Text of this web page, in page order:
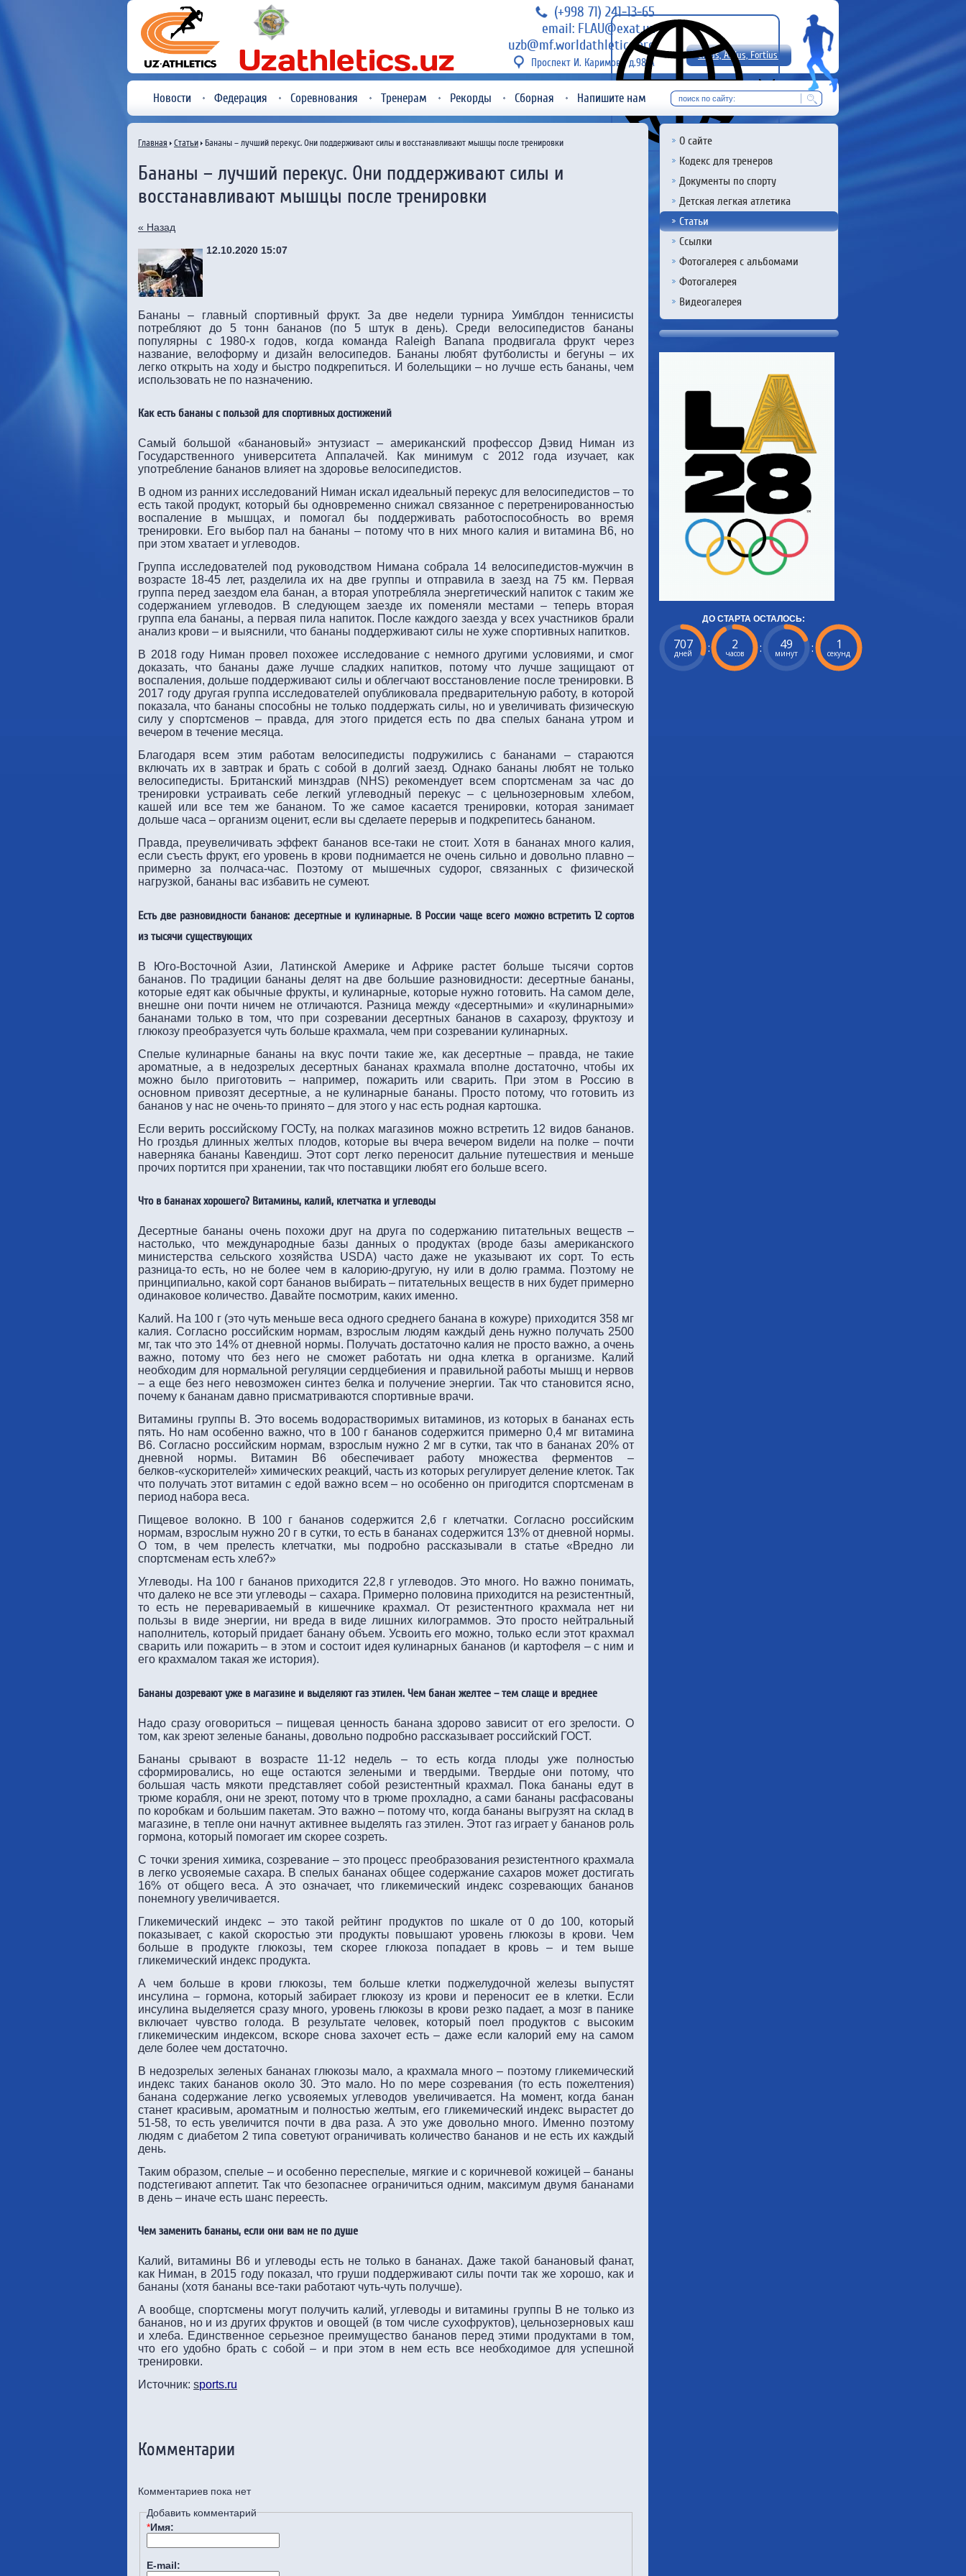
(+998 71) 241-13-65
email: FLAU@exat.uz
uzb@mf.worldathletics.org
Проспект И. Каримова д.98 А
Citius, Altius, Fortius!
RU
Новости Федерация Соревнования Тренерам Рекорды Сборная Напишите нам
О сайте
Кодекс для тренеров
Документы по спорту
Детская легкая атлетика
Статьи
Ссылки
Фотогалерея с альбомами
Фотогалерея
Видеогалерея
ДО СТАРТА ОСТАЛОСЬ:
707
дней : 2
часов : 49
минут : 0
секунд
Главная Статьи Бананы – лучший перекус. Они поддерживают силы и восстанавливают мышцы после тренировки
Бананы – лучший перекус. Они поддерживают силы и
восстанавливают мышцы после тренировки
« Назад
12.10.2020 15:07
Бананы – главный спортивный фрукт. За две недели турнира Уимблдон теннисисты
потребляют до 5 тонн бананов (по 5 штук в день). Среди велосипедистов бананы
популярны с 1980-х годов, когда команда Raleigh Banana продвигала фрукт через
название, велоформу и дизайн велосипедов. Бананы любят футболисты и бегуны – их
легко открыть на ходу и быстро подкрепиться. И болельщики – но лучше есть бананы, чем
использовать не по назначению.
Как есть бананы с пользой для спортивных достижений
Самый большой «банановый» энтузиаст – американский профессор Дэвид Ниман из
Государственного университета Аппалачей. Как минимум с 2012 года изучает, как
употребление бананов влияет на здоровье велосипедистов.
В одном из ранних исследований Ниман искал идеальный перекус для велосипедистов – то
есть такой продукт, который бы одновременно снижал связанное с перетренированностью
воспаление в мышцах, и помогал бы поддерживать работоспособность во время
тренировки. Его выбор пал на бананы – потому что в них много калия и витамина В6, но
при этом хватает и углеводов.
Группа исследователей под руководством Нимана собрала 14 велосипедистов-мужчин в
возрасте 18-45 лет, разделила их на две группы и отправила в заезд на 75 км. Первая
группа перед заездом ела банан, а вторая употребляла энергетический напиток с таким же
содержанием углеводов. В следующем заезде их поменяли местами – теперь вторая
группа ела бананы, а первая пила напиток. После каждого заезда у всех участников брали
анализ крови – и выяснили, что бананы поддерживают силы не хуже спортивных напитков.
В 2018 году Ниман провел похожее исследование с немного другими условиями, и смог
доказать, что бананы даже лучше сладких напитков, потому что лучше защищают от
воспаления, дольше поддерживают силы и облегчают восстановление после тренировки. В
2017 году другая группа исследователей опубликовала предварительную работу, в которой
показала, что бананы способны не только поддержать силы, но и увеличивать физическую
силу у спортсменов – правда, для этого придется есть по два спелых банана утром и
вечером в течение месяца.
Благодаря всем этим работам велосипедисты подружились с бананами – стараются
включать их в завтрак и брать с собой в долгий заезд. Однако бананы любят не только
велосипедисты. Британский минздрав (NHS) рекомендует всем спортсменам за час до
тренировки устраивать себе легкий углеводный перекус – с цельнозерновым хлебом,
кашей или все тем же бананом. То же самое касается тренировки, которая занимает
дольше часа – организм оценит, если вы сделаете перерыв и подкрепитесь бананом.
Правда, преувеличивать эффект бананов все-таки не стоит. Хотя в бананах много калия,
если съесть фрукт, его уровень в крови поднимается не очень сильно и довольно плавно –
примерно за полчаса-час. Поэтому от мышечных судорог, связанных с физической
нагрузкой, бананы вас избавить не сумеют.
Есть две разновидности бананов: десертные и кулинарные. В России чаще всего можно встретить 12 сортов
из тысячи существующих
В Юго-Восточной Азии, Латинской Америке и Африке растет больше тысячи сортов
бананов. По традиции бананы делят на две большие разновидности: десертные бананы,
которые едят как обычные фрукты, и кулинарные, которые нужно готовить. На самом деле,
внешне они почти ничем не отличаются. Разница между «десертными» и «кулинарными»
бананами только в том, что при созревании десертных бананов в сахарозу, фруктозу и
глюкозу преобразуется чуть больше крахмала, чем при созревании кулинарных.
Спелые кулинарные бананы на вкус почти такие же, как десертные – правда, не такие
ароматные, а в недозрелых десертных бананах крахмала вполне достаточно, чтобы их
можно было приготовить – например, пожарить или сварить. При этом в Россию в
основном привозят десертные, а не кулинарные бананы. Просто потому, что готовить из
бананов у нас не очень-то принято – для этого у нас есть родная картошка.
Если верить российскому ГОСТу, на полках магазинов можно встретить 12 видов бананов.
Но гроздья длинных желтых плодов, которые вы вчера вечером видели на полке – почти
наверняка бананы Кавендиш. Этот сорт легко переносит дальние путешествия и меньше
прочих портится при хранении, так что поставщики любят его больше всего.
Что в бананах хорошего? Витамины, калий, клетчатка и углеводы
Десертные бананы очень похожи друг на друга по содержанию питательных веществ –
настолько, что международные базы данных о продуктах (вроде базы американского
министерства сельского хозяйства USDA) часто даже не указывают их сорт. То есть
разница-то есть, но не более чем в калорию-другую, ну или в долю грамма. Поэтому не
принципиально, какой сорт бананов выбирать – питательных веществ в них будет примерно
одинаковое количество. Давайте посмотрим, каких именно.
Калий. На 100 г (это чуть меньше веса одного среднего банана в кожуре) приходится 358 мг
калия. Согласно российским нормам, взрослым людям каждый день нужно получать 2500
мг, так что это 14% от дневной нормы. Получать достаточно калия не просто важно, а очень
важно, потому что без него не сможет работать ни одна клетка в организме. Калий
необходим для нормальной регуляции сердцебиения и правильной работы мышц и нервов
– а еще без него невозможен синтез белка и получение энергии. Так что становится ясно,
почему к бананам давно присматриваются спортивные врачи.
Витамины группы В. Это восемь водорастворимых витаминов, из которых в бананах есть
пять. Но нам особенно важно, что в 100 г бананов содержится примерно 0,4 мг витамина
В6. Согласно российским нормам, взрослым нужно 2 мг в сутки, так что в бананах 20% от
дневной нормы. Витамин В6 обеспечивает работу множества ферментов –
белков-«ускорителей» химических реакций, часть из которых регулирует деление клеток. Так
что получать этот витамин с едой важно всем – но особенно он пригодится спортсменам в
период набора веса.
Пищевое волокно. В 100 г бананов содержится 2,6 г клетчатки. Согласно российским
нормам, взрослым нужно 20 г в сутки, то есть в бананах содержится 13% от дневной нормы.
О том, в чем прелесть клетчатки, мы подробно рассказывали в статье «Вредно ли
спортсменам есть хлеб?»
Углеводы. На 100 г бананов приходится 22,8 г углеводов. Это много. Но важно понимать,
что далеко не все эти углеводы – сахара. Примерно половина приходится на резистентный,
то есть не перевариваемый в кишечнике крахмал. От резистентного крахмала нет ни
пользы в виде энергии, ни вреда в виде лишних килограммов. Это просто нейтральный
наполнитель, который придает банану объем. Усвоить его можно, только если этот крахмал
сварить или пожарить – в этом и состоит идея кулинарных бананов (и картофеля – с ним и
его крахмалом такая же история).
Бананы дозревают уже в магазине и выделяют газ этилен. Чем банан желтее – тем слаще и вреднее
Надо сразу оговориться – пищевая ценность банана здорово зависит от его зрелости. О
том, как зреют зеленые бананы, довольно подробно рассказывает российский ГОСТ.
Бананы срывают в возрасте 11-12 недель – то есть когда плоды уже полностью
сформировались, но еще остаются зелеными и твердыми. Твердые они потому, что
большая часть мякоти представляет собой резистентный крахмал. Пока бананы едут в
трюме корабля, они не зреют, потому что в трюме прохладно, а сами бананы расфасованы
по коробкам и большим пакетам. Это важно – потому что, когда бананы выгрузят на склад в
магазине, в тепле они начнут активнее выделять газ этилен. Этот газ играет у бананов роль
гормона, который помогает им скорее созреть.
С точки зрения химика, созревание – это процесс преобразования резистентного крахмала
в легко усвояемые сахара. В спелых бананах общее содержание сахаров может достигать
16% от общего веса. А это означает, что гликемический индекс созревающих бананов
понемногу увеличивается.
Гликемический индекс – это такой рейтинг продуктов по шкале от 0 до 100, который
показывает, с какой скоростью эти продукты повышают уровень глюкозы в крови. Чем
больше в продукте глюкозы, тем скорее глюкоза попадает в кровь – и тем выше
гликемический индекс продукта.
А чем больше в крови глюкозы, тем больше клетки поджелудочной железы выпустят
инсулина – гормона, который забирает глюкозу из крови и переносит ее в клетки. Если
инсулина выделяется сразу много, уровень глюкозы в крови резко падает, а мозг в панике
включает чувство голода. В результате человек, который поел продуктов с высоким
гликемическим индексом, вскоре снова захочет есть – даже если калорий ему на самом
деле более чем достаточно.
В недозрелых зеленых бананах глюкозы мало, а крахмала много – поэтому гликемический
индекс таких бананов около 30. Это мало. Но по мере созревания (то есть пожелтения)
банана содержание легко усвояемых углеводов увеличивается. На момент, когда банан
станет красивым, ароматным и полностью желтым, его гликемический индекс вырастет до
51-58, то есть увеличится почти в два раза. А это уже довольно много. Именно поэтому
людям с диабетом 2 типа советуют ограничивать количество бананов и не есть их каждый
день.
Таким образом, спелые – и особенно переспелые, мягкие и с коричневой кожицей – бананы
подстегивают аппетит. Так что безопаснее ограничиться одним, максимум двумя бананами
в день – иначе есть шанс переесть.
Чем заменить бананы, если они вам не по душе
Калий, витамины В6 и углеводы есть не только в бананах. Даже такой банановый фанат,
как Ниман, в 2015 году показал, что груши поддерживают силы почти так же хорошо, как и
бананы (хотя бананы все-таки работают чуть-чуть получше).
А вообще, спортсмены могут получить калий, углеводы и витамины группы В не только из
бананов, но и из других фруктов и овощей (в том числе сухофруктов), цельнозерновых каш
и хлеба. Единственное серьезное преимущество бананов перед этими продуктами в том,
что его удобно брать с собой – и при этом в нем есть все необходимое для успешной
тренировки.
Источник: sports.ru
Комментарии
Комментариев пока нет
Добавить комментарий
*Имя:
E-mail: